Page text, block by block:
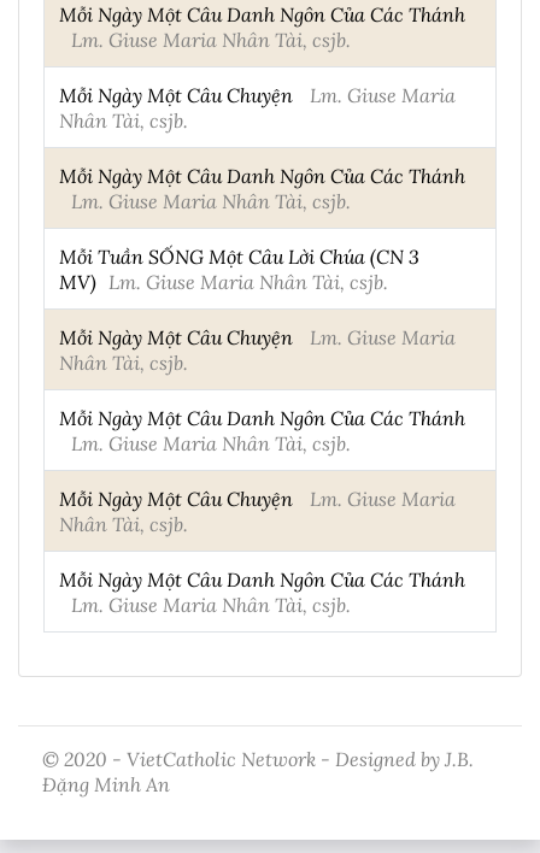
Mỗi Ngày Một Câu Danh Ngôn Của Các Thánh
Lm. Giuse Maria Nhân Tài, csjb.
Mỗi Ngày Một Câu Chuyện
Lm. Giuse Maria
Nhân Tài, csjb.
Mỗi Ngày Một Câu Danh Ngôn Của Các Thánh
Lm. Giuse Maria Nhân Tài, csjb.
Mỗi Tuần SỐNG Một Câu Lời Chúa (CN 3
MV) Lm. Giuse Maria Nhân Tài, csjb.
Mỗi Ngày Một Câu Chuyện
Lm. Giuse Maria
Nhân Tài, csjb.
Mỗi Ngày Một Câu Danh Ngôn Của Các Thánh
Lm. Giuse Maria Nhân Tài, csjb.
Mỗi Ngày Một Câu Chuyện
Lm. Giuse Maria
Nhân Tài, csjb.
Mỗi Ngày Một Câu Danh Ngôn Của Các Thánh
Lm. Giuse Maria Nhân Tài, csjb.
© 2020 - VietCatholic Network - Designed by J.B.
Đặng Minh An